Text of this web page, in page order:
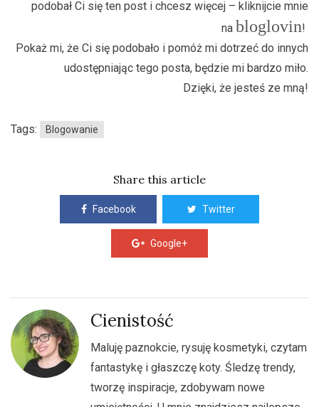
podobał Ci się ten post i chcesz więcej – kliknijcie mnie
na bloglovin!
Pokaż mi, że Ci się podobało i pomóż mi dotrzeć do innych
udostępniając tego posta, będzie mi bardzo miło.
Dzięki, że jesteś ze mną!
Tags: Blogowanie
Share this article
Facebook Twitter
Google+
Cienistość
Maluję paznokcie, rysuję kosmetyki, czytam
fantastykę i głaszczę koty. Śledzę trendy,
tworzę inspiracje, zdobywam nowe